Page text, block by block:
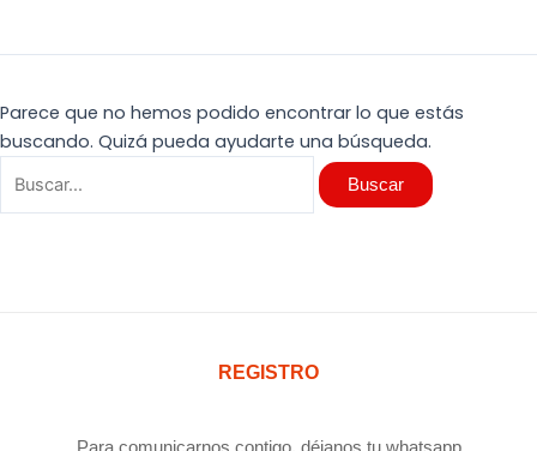
Parece que no hemos podido encontrar lo que estás
buscando. Quizá pueda ayudarte una búsqueda.
REGISTRO